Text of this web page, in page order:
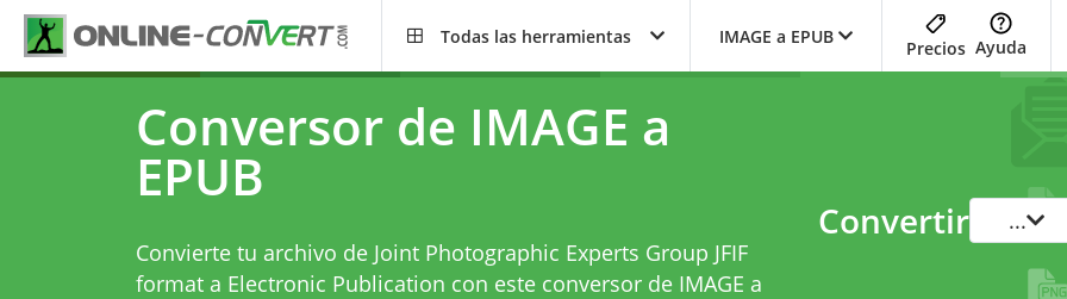
Todas las herramientas IMAGE a EPUB
Precios Ayuda
Conversor de IMAGE a
EPUB
Convierte tu archivo de Joint Photographic Experts Group JFIF
format a Electronic Publication con este conversor de IMAGE a
Convertir ...